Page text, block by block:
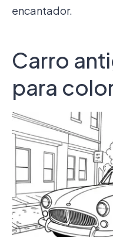
encantador.
Carro
para